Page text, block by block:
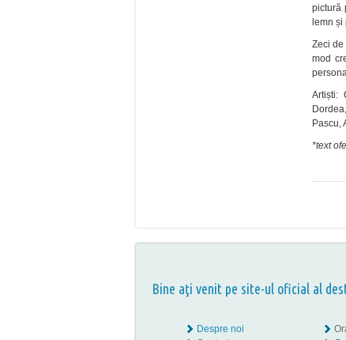
pictură
lemn
Zeci
mod
Artiști:
Pascu,
*text
Bine aţi venit pe site-ul oficial al
Despre noi